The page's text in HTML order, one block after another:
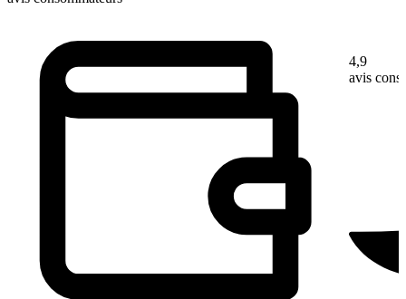
4,9
avis